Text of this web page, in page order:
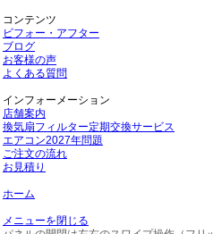
コンテンツ
ビフォー・アフター
ブログ
お客様の声
よくある質問
インフォーメーション
店舗案内
換気扇フィルター定期交換サービス
エアコン2027年問題
ご注文の流れ
お見積り
ホーム
メニューを閉じる